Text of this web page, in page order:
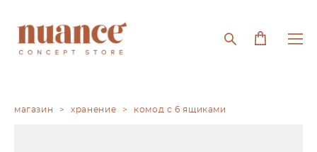
магазин > хранение > комод с 6 ящиками